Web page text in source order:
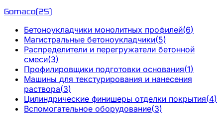
Gomaco(25)
Бетоноукладчики монолитных профилей(6)
Магистральные бетоноукладчики(5)
Распределители и перегружатели бетонной
смеси(3)
Профилировщики подготовки основания(1)
Машины для текстурирования и нанесения
раствора(3)
Цилиндрические финишеры отделки покрытия(4)
Вспомогательное оборудование(3)